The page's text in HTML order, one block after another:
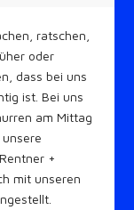
ratschen,
oder
dass bei uns
ist. Bei uns
am Mittag
+
mit unseren